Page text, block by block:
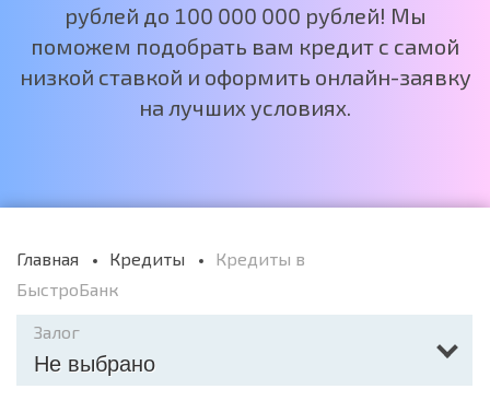
рублей до 100 000 000 рублей! Мы
поможем подобрать вам кредит с самой
низкой ставкой и оформить онлайн-заявку
на лучших условиях.
Главная Кредиты
Кредиты в
БыстроБанк
Залог
Не выбрано